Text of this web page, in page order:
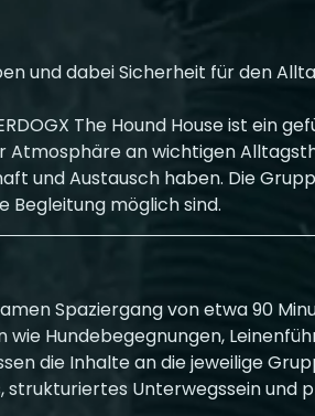
und dabei Sicherheit für den
The Hound House ist ein
Atmosphäre an wichtigen
und Austausch haben. Die
Begleitung möglich sind.
Spaziergang von etwa 90
Hundebegegnungen,
die Inhalte an die jeweilige
strukturiertes Unterwegssein und